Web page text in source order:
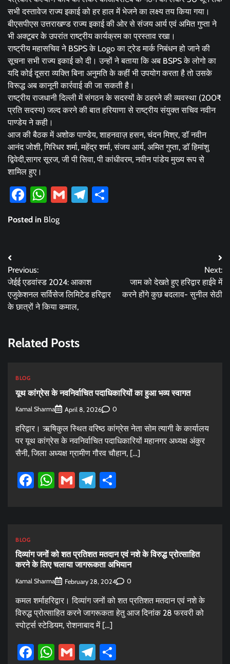
सभी दस्तावेज राज्य इकाई को हर हाल में भेजने का लक्ष्य तय किया गया।
बीएसपीएस उत्तराखण्ड राज्य इकाई की ओर से संजय आर्य एवं अमित गुप्ता ने
भी अक्टूबर के उपरांत राष्ट्रीय कार्यक्रम का प्रस्ताव रखा।
राष्ट्रीय महासचिव ने BSPS के Logo का ट्रेड मार्क निबंधन हो जाने की
सूचना सभी राज्य इकाई को दी। उन्हों ने बताया कि अब BSPS के लोगो का
यदि कोई दूसरा व्यक्ति बिना अनुमति के कहीं भी उपयोग करता है तो उसके
विरूद्ध अब कानूनी कार्रवाई की जा सकती है।
राष्ट्रीय राजधानी दिल्ली में संगठन के सदस्यों के ठहरने की व्यवस्था (200₹
प्रति सदस्य) जल्द करने की बात हरियाणा से राष्ट्रीय संयुक्त सचिव नवीन
पाण्डेय ने कही।
आज की बैठक में अशोक पाण्डेय, शाहनवाज़ हसन, चंदन मिश्र, डॉ नवीन
आनंद जोशी, गिरिधर शर्मा, महेंद्र शर्मा, संजय आर्य, अमित गुप्ता, डॉ हिमांशु
द्विवेदी,सागर सूरज, जी पी सिवा, पी कांधीवरम, नवीन पांडेय मुख्य रूप से
शामिल हुए।
Facebook
WhatsApp
GmailTelegram
Posted in Blog
Post
navigation
Previous:
जेईई एडवांस्ड 2024: आकाश
एजुकेशनल सर्विसेज लिमिटेड हरिद्वार
के छात्रों ने किया कमाल,
Next:
जाम को देखते हुए हरिद्वार हाईवे में
करने होंगे कुछ बदलाव- सुनील सेठी
Related Posts
BLOG
यूथ कांग्रेस के नवनिर्वाचित पदाधिकारियों का हुआ भव्य स्वागत
Kamal Sharma April 8, 2026 0
हरिद्वार। ऋषिकुल स्थित वरिष्ठ कांग्रेस नेता सोम त्यागी के कार्यालय
पर यूथ कांग्रेस के नवनिर्वाचित पदाधिकारियों महानगर अध्यक्ष अंकुर
सैनी, जिला अध्यक्ष ग्रामीण गौरव चौहान, […]
Facebook
WhatsApp
GmailTelegram
BLOG
दिव्यांग जनों को शत प्रतिशत मतदान एवं नशे के विरुद्ध प्रोत्साहित
करने के लिए चलाया जागरूकता अभियान
Kamal Sharma February 28, 2024 0
कमल शर्माहरिद्वार। दिव्यांग जनों को शत प्रतिशत मतदान एवं नशे के
विरुद्ध प्रोत्साहित करने जागरूकता हेतु आज दिनांक 28 फरवरी को
स्पोर्ट्स स्टेडियम, रोशनाबाद में […]
Facebook
WhatsApp
GmailTelegram